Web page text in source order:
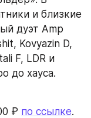
и близкие
дуэт Amp
Kovyazin D,
F, LDR и
до хауса.
₽ по ссылке.